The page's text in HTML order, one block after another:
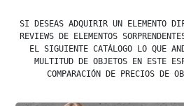
SI DESEAS ADQUIRIR UN ELEMENTO
REVIEWS DE ELEMENTOS
EL SIGUIENTE CATÁLOGO LO QUE
MULTITUD DE OBJETOS EN ESTE
COMPARACIÓN DE PRECIOS DE